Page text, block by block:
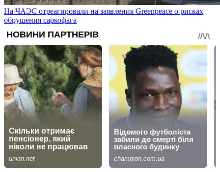
На ЧАЭС отреагировали на заявления Greenpeace о рисках
обрушения саркофага